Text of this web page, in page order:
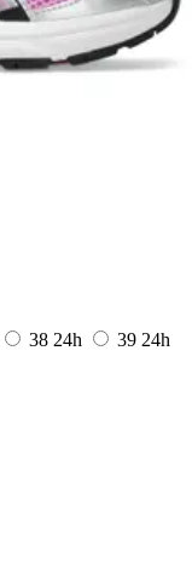
38 24h 39 24h